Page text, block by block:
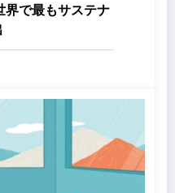
で最もサステナ